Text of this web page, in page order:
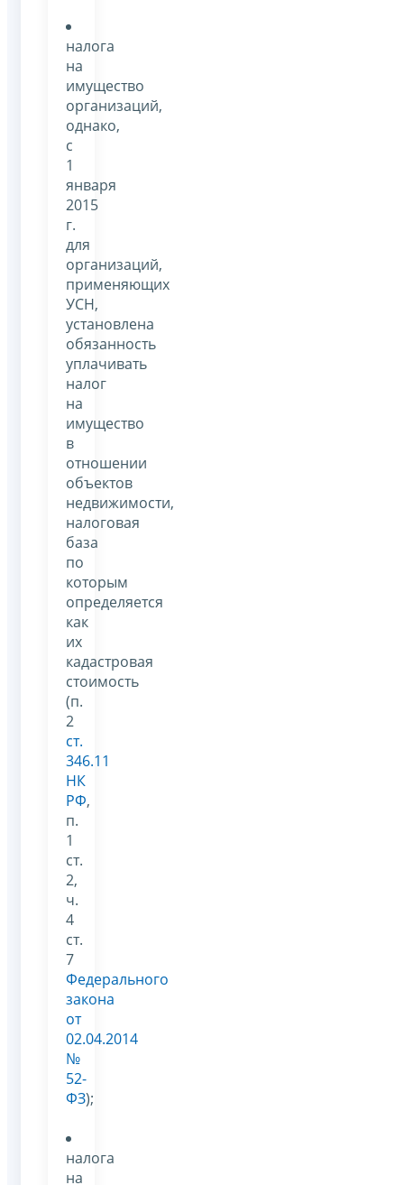
налога
на
имущество
организаций,
однако,
с
1
января
2015
г.
для
организаций,
применяющих
УСН,
установлена
обязанность
уплачивать
налог
на
имущество
в
отношении
объектов
недвижимости,
налоговая
база
по
которым
определяется
как
их
кадастровая
стоимость
(п.
2
ст.
346.11
НК
РФ,
п.
1
ст.
2,
ч.
4
ст.
7
Федерального
закона
от
02.04.2014
№
52-
ФЗ);
налога
на